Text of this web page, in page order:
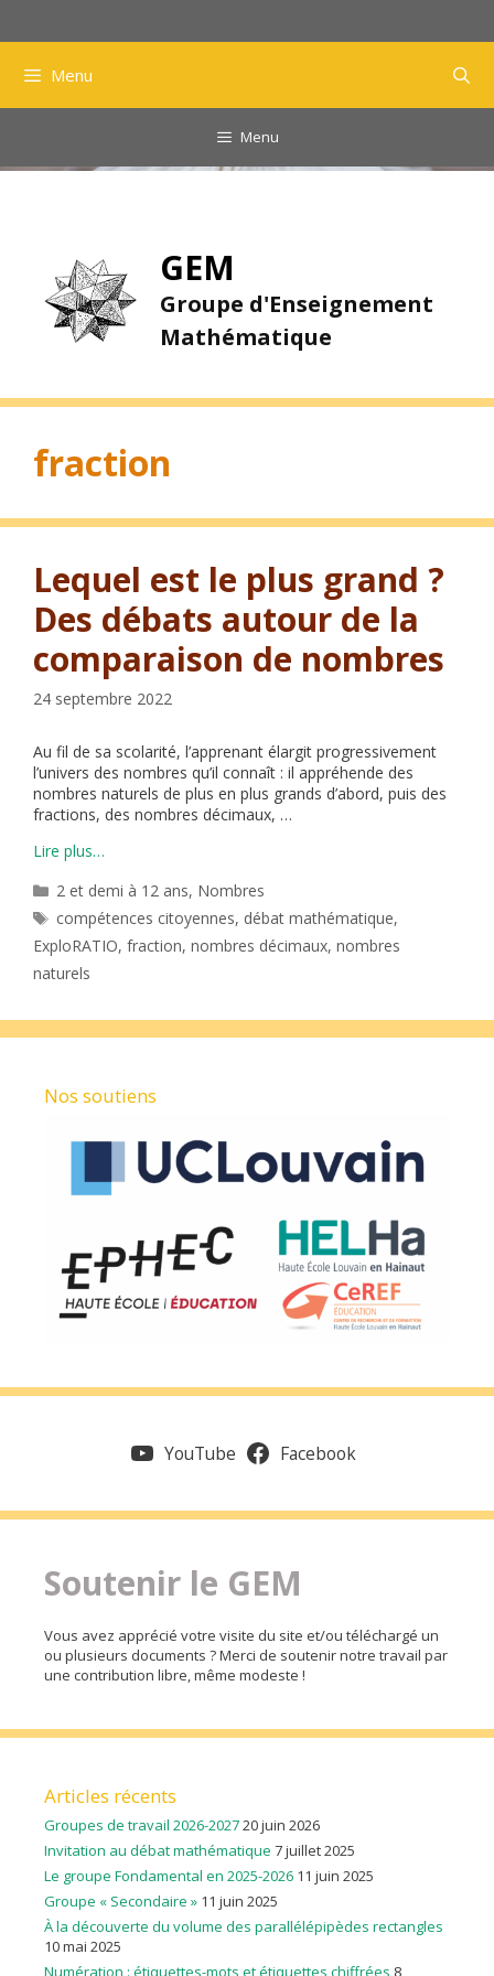
Menu
Menu
GEM
Groupe d'Enseignement
Mathématique
fraction
Lequel est le plus grand ?
Des débats autour de la
comparaison de nombres
24 septembre 2022
Au fil de sa scolarité, l’apprenant élargit progressivement
l’univers des nombres qu’il connaît : il appréhende des
nombres naturels de plus en plus grands d’abord, puis des
fractions, des nombres décimaux, …
Lire plus…
Catégories
2 et demi à 12 ans, Nombres
Étiquettes
compétences citoyennes, débat mathématique,
ExploRATIO, fraction, nombres décimaux, nombres
naturels
Nos soutiens
YouTube Facebook
Soutenir le GEM
Vous avez apprécié votre visite du site et/ou téléchargé un
ou plusieurs documents ? Merci de soutenir notre travail par
une contribution libre, même modeste !
Articles récents
Groupes de travail 2026-202720 juin 2026
Invitation au débat mathématique 7 juillet 2025
Le groupe Fondamental en 2025-2026 11 juin 2025
Groupe « Secondaire » 11 juin 2025
À la découverte du volume des parallélépipèdes rectangles
10 mai 2025
Numération : étiquettes-mots et étiquettes chiffrées 8